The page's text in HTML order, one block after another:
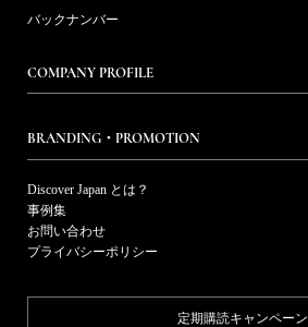
バックナンバー
COMPANY PROFILE
BRANDING・PROMOTION
Discover Japan とは？
事例集
お問い合わせ
プライバシーポリシー
定期購読キャンペーン